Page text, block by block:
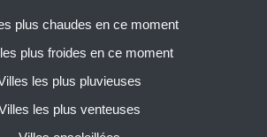
plus chaudes en ce moment
plus froides en ce moment
les plus pluvieuses
les plus venteuses